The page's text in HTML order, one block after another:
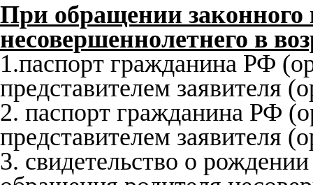
При обращении законного
несовершеннолетнего в
1.паспорт гражданина РФ
представителем заявителя
2. паспорт гражданина РФ
представителем заявителя
3. свидетельство о